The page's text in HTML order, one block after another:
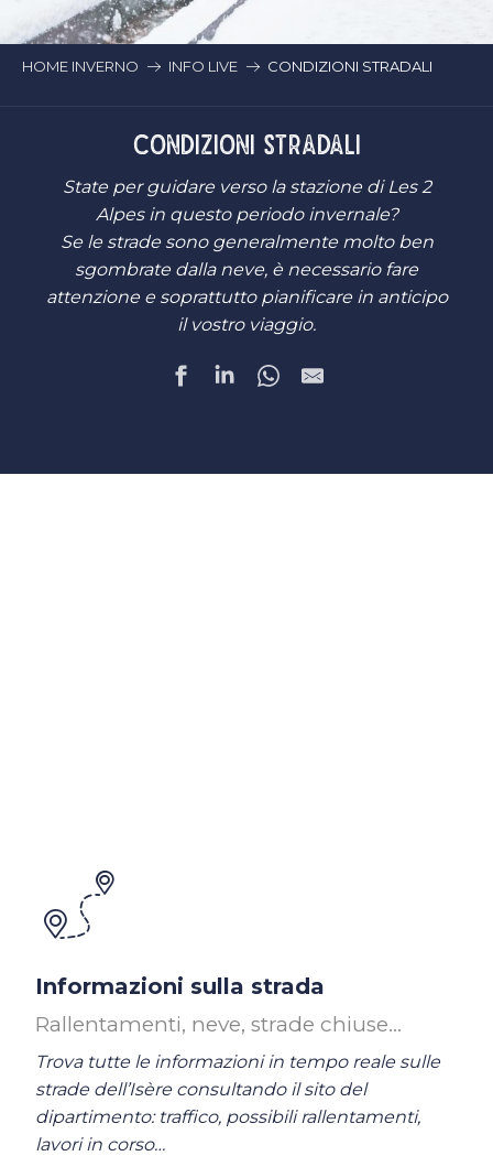
HOME INVERNO INFO LIVE CONDIZIONI STRADALI
CONDIZIONI STRADALI
State per guidare verso la stazione di Les 2
Alpes in questo periodo invernale?
Se le strade sono generalmente molto ben
sgombrate dalla neve, è necessario fare
attenzione e soprattutto pianificare in anticipo
il vostro viaggio.
Informazioni sulla strada
Rallentamenti, neve, strade chiuse…
Trova tutte le informazioni in tempo reale sulle
strade dell’Isère consultando il sito del
dipartimento: traffico, possibili rallentamenti,
lavori in corso…